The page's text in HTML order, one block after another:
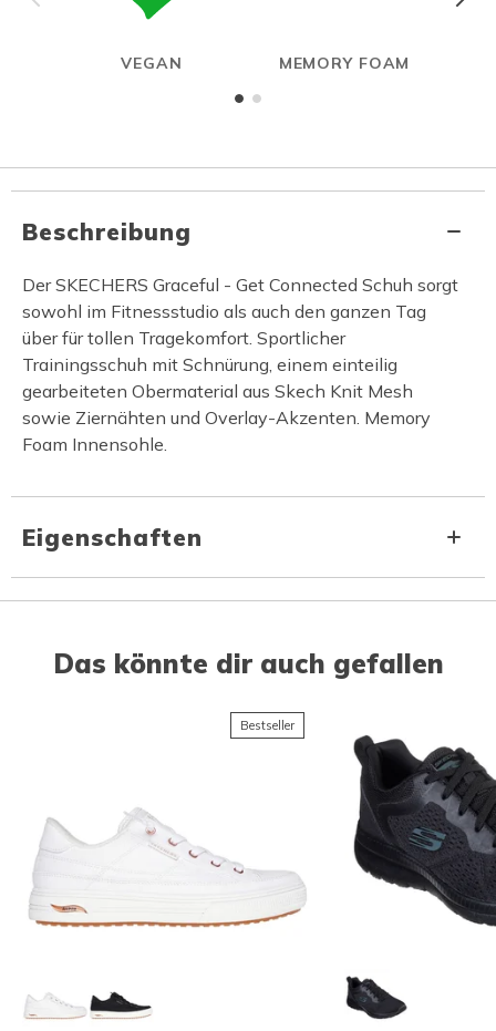
VEGAN MEMORY FOAM
Beschreibung
Der SKECHERS Graceful - Get Connected Schuh sorgt
sowohl im Fitnessstudio als auch den ganzen Tag
über für tollen Tragekomfort. Sportlicher
Trainingsschuh mit Schnürung, einem einteilig
gearbeiteten Obermaterial aus Skech Knit Mesh
sowie Ziernähten und Overlay-Akzenten. Memory
Foam Innensohle.
Eigenschaften
Das könnte dir auch gefallen
Bestseller